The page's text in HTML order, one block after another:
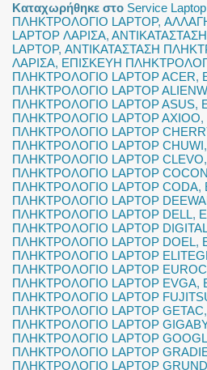
Καταχωρήθηκε στο Service Laptop
ΠΛΗΚΤΡΟΛΟΓΙΟ LAPTOP,
LAPTOP ΛΑΡΙΣΑ,
LAPTOP,ΑΝΤΙΚΑΤΑΣΤΑΣΗ
ΛΑΡΙΣΑ, ΕΠΙΣΚΕΥΗ
ΠΛΗΚΤΡΟΛΟΓΙΟ LAPTOP ACER,
ΠΛΗΚΤΡΟΛΟΓΙΟ LAPTOP
ΠΛΗΚΤΡΟΛΟΓΙΟ LAPTOP ASUS,
ΠΛΗΚΤΡΟΛΟΓΙΟ LAPTOP AXIOO,
ΠΛΗΚΤΡΟΛΟΓΙΟ LAPTOP
ΠΛΗΚΤΡΟΛΟΓΙΟ LAPTOP CHUWI,
ΠΛΗΚΤΡΟΛΟΓΙΟ LAPTOP CLEVO,
ΠΛΗΚΤΡΟΛΟΓΙΟ LAPTOP
ΠΛΗΚΤΡΟΛΟΓΙΟ LAPTOP CODA,
ΠΛΗΚΤΡΟΛΟΓΙΟ LAPTOP
ΠΛΗΚΤΡΟΛΟΓΙΟ LAPTOP DELL,
ΠΛΗΚΤΡΟΛΟΓΙΟ LAPTOP
ΠΛΗΚΤΡΟΛΟΓΙΟ LAPTOP DOEL,
ΠΛΗΚΤΡΟΛΟΓΙΟ LAPTOP
ΠΛΗΚΤΡΟΛΟΓΙΟ LAPTOP
ΠΛΗΚΤΡΟΛΟΓΙΟ LAPTOP EVGA,
ΠΛΗΚΤΡΟΛΟΓΙΟ LAPTOP
ΠΛΗΚΤΡΟΛΟΓΙΟ LAPTOP GETAC,
ΠΛΗΚΤΡΟΛΟΓΙΟ LAPTOP
ΠΛΗΚΤΡΟΛΟΓΙΟ LAPTOP
ΠΛΗΚΤΡΟΛΟΓΙΟ LAPTOP
ΠΛΗΚΤΡΟΛΟΓΙΟ LAPTOP